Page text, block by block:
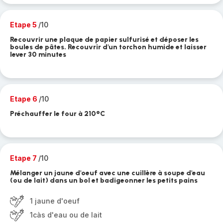
Etape 5 /10
Recouvrir une plaque de papier sulfurisé et déposer les
boules de pâtes. Recouvrir d'un torchon humide et laisser
lever 30 minutes
Etape 6 /10
Préchauffer le four à 210°C
Etape 7 /10
Mélanger un jaune d'oeuf avec une cuillère à soupe d'eau
(ou de lait) dans un bol et badigeonner les petits pains
1 jaune d'oeuf
1càs d'eau ou de lait